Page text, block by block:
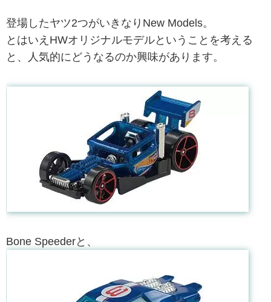
登場したヤツ2つがいきなりNew Models。
とはいえHWオリジナルモデルということを考える
と、人気的にどうなるのか興味があります。
Bone Speederと、